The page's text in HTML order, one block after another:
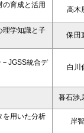
育成と活用
高木
理学知識と子
保田
JGSS統合デ
白川
暮石渉,
を用いた分析
岸